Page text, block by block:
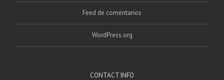
Feed de comentarios
WordPress.org
CONTACT INFO